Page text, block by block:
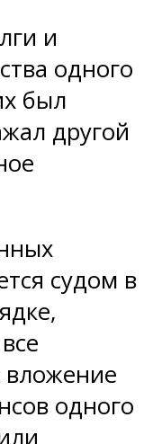
и
одного
был
другой
судом в
одного